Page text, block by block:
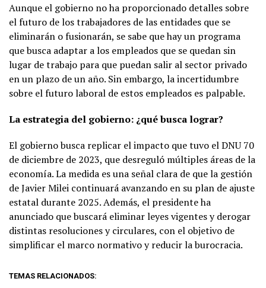
Aunque el gobierno no ha proporcionado detalles sobre
el futuro de los trabajadores de las entidades que se
eliminarán o fusionarán, se sabe que hay un programa
que busca adaptar a los empleados que se quedan sin
lugar de trabajo para que puedan salir al sector privado
en un plazo de un año. Sin embargo, la incertidumbre
sobre el futuro laboral de estos empleados es palpable.
La estrategia del gobierno: ¿qué busca lograr?
El gobierno busca replicar el impacto que tuvo el DNU 70
de diciembre de 2023, que desreguló múltiples áreas de la
economía. La medida es una señal clara de que la gestión
de Javier Milei continuará avanzando en su plan de ajuste
estatal durante 2025. Además, el presidente ha
anunciado que buscará eliminar leyes vigentes y derogar
distintas resoluciones y circulares, con el objetivo de
simplificar el marco normativo y reducir la burocracia.
TEMAS RELACIONADOS: